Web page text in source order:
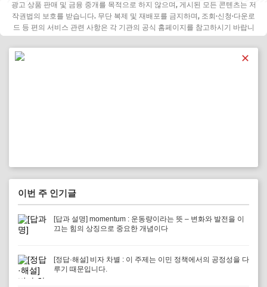
광고 상품 판매 및 금융 중개를 목적으로 하지 않으며, 게시된 모든 콘텐츠는 저
작권법의 보호를 받습니다. 무단 복제 및 재배포를 금지하며, 조회·신청·다운로
드 등 편의 서비스 관련 사항은 각 기관의 공식 홈페이지를 참고하시기 바랍니
✕
이번 주 인기글
[답과 설명] momentum : 운동량이라는 뜻 – 변화와 발전을 이
끄는 힘의 상징으로 중요한 개념이다
[정답·해설] 비자 차별 : 이 주제는 이민 정책에서의 공정성을 다
루기 때문입니다.